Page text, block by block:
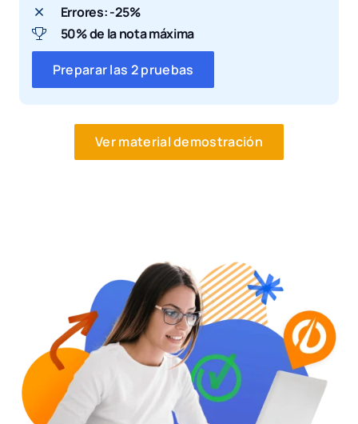
Errores: -25%
50% de la nota máxima
Preparar las 2 pruebas
Ver material demostración